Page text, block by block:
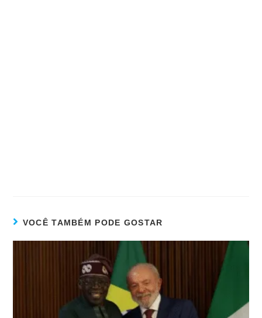
VOCÊ TAMBÉM PODE GOSTAR